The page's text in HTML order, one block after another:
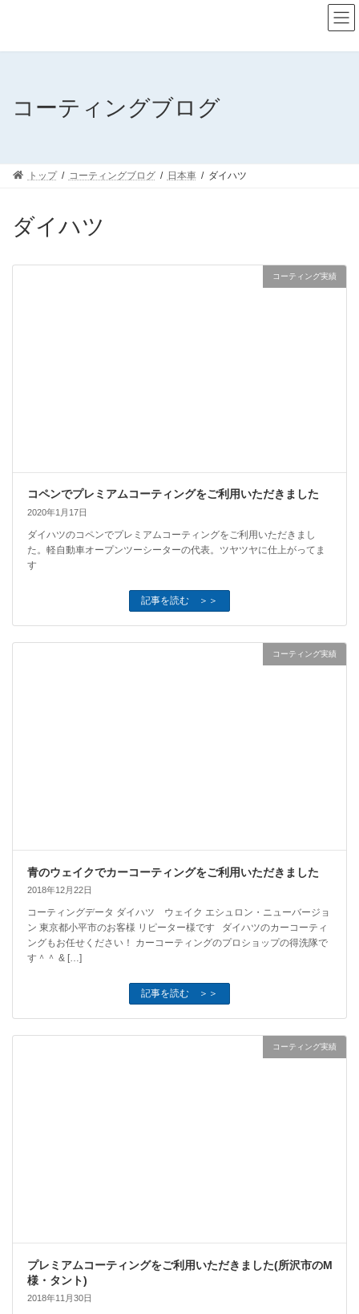
ン
ー
コーティングブログ
トップ コーティングブログ 日本車 ダイハツ
ダイハツ
コーティング実績
コペンでプレミアムコーティングをご利用いただきました
2020年1月17日
ダイハツのコペンでプレミアムコーティングをご利用いただきまし
た。軽自動車オープンツーシーターの代表。ツヤツヤに仕上がってま
す
記事を読む ＞＞
コーティング実績
青のウェイクでカーコーティングをご利用いただきました
2018年12月22日
コーティングデータ ダイハツ ウェイク エシュロン・ニューバージョ
ン 東京都小平市のお客様 リピーター様です ダイハツのカーコーティ
ングもお任せください！ カーコーティングのプロショップの得洗隊で
す＾＾ & […]
記事を読む ＞＞
コーティング実績
プレミアムコーティングをご利用いただきました(所沢市のM
様・タント)
2018年11月30日